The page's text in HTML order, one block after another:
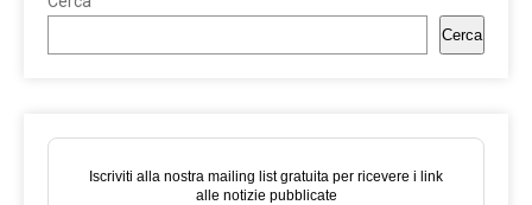
Cerca
Iscriviti alla nostra mailing list gratuita per ricevere i link
alle notizie pubblicate